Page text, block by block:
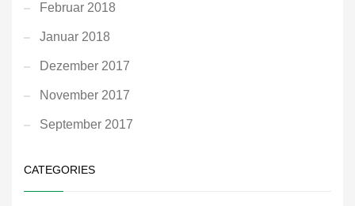
Februar 2018
Januar 2018
Dezember 2017
November 2017
September 2017
CATEGORIES